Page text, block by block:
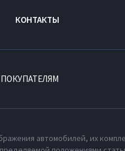
КОНТАКТЫ
ПОКУПАТЕЛЯМ
автомобилей, их